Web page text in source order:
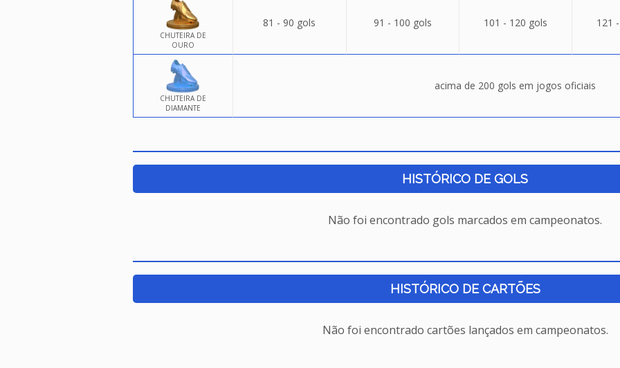
CHUTEIRA DE
OURO
81 - 90 gols 91 - 100 gols 101 - 120 gols 121
CHUTEIRA DE
DIAMANTE
acima de 200 gols em jogos oficiais
HISTÓRICO DE GOLS
Não foi encontrado gols marcados em campeonatos.
HISTÓRICO DE CARTÕES
Não foi encontrado cartões lançados em campeonatos.